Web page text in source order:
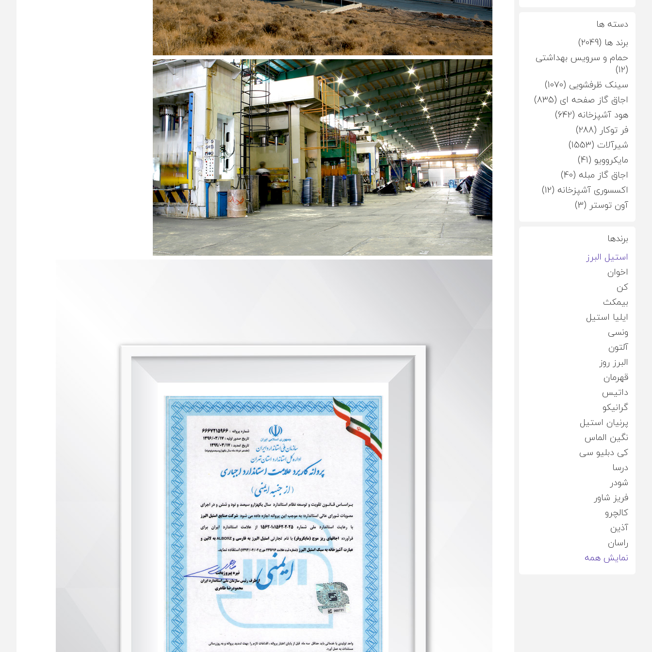
دسته ها
برند ها (2049)
حمام و سرویس بهداشتی
(12)
سینک ظرفشویی (1070)
اجاق گاز صفحه ای (835)
هود آشپزخانه (642)
فر توکار (288)
شیرآلات (1553)
مایکروویو (41)
اجاق گاز مبله (40)
اکسسوری آشپزخانه (12)
آون توستر (3)
برندها
استيل البرز
اخوان
کن
بیمکث
ایلیا استیل
ونسی
آلتون
البرز روز
قهرمان
داتیس
گرانیکو
پرنیان استیل
نگین الماس
کی دبلیو سی
درسا
شودر
فریز شاور
کالچرو
آذین
راسان
نمایش همه